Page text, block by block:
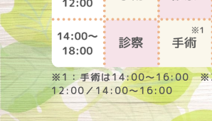
※1：手術は14:00～16:00
12:00／14:00～16:00